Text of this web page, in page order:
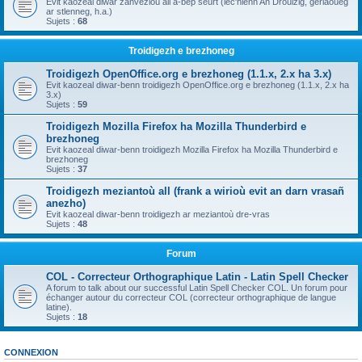
ar stlenneg, h.a.)
Sujets : 68
Troidigezh e brezhoneg
Troidigezh OpenOffice.org e brezhoneg (1.1.x, 2.x ha 3.x)
Evit kaozeal diwar-benn troidigezh OpenOffice.org e brezhoneg (1.1.x, 2.x ha
3.x)
Sujets : 59
Troidigezh Mozilla Firefox ha Mozilla Thunderbird e
brezhoneg
Evit kaozeal diwar-benn troidigezh Mozilla Firefox ha Mozilla Thunderbird e
brezhoneg
Sujets : 37
Troidigezh meziantoù all (frank a wirioù evit an darn vrasañ
anezho)
Evit kaozeal diwar-benn troidigezh ar meziantoù dre-vras
Sujets : 48
Forum
COL - Correcteur Orthographique Latin - Latin Spell Checker
A forum to talk about our successful Latin Spell Checker COL. Un forum pour
échanger autour du correcteur COL (correcteur orthographique de langue
latine).
Sujets : 18
CONNEXION